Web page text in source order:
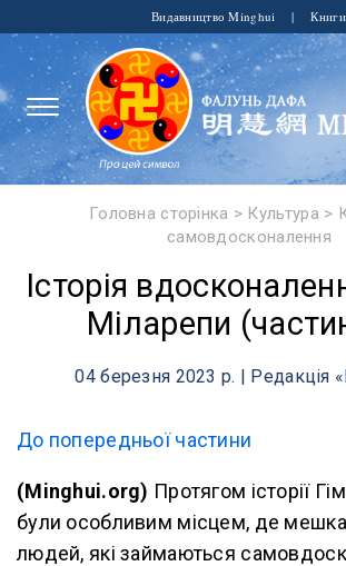
Видавництво Minghui |
Головна сторінка > Культура >
самовдосконалення
Історія
Міларепи
04 березня 2023 р. | Редакція
До попередньої частини
(Minghui.org) Протягом історії
були особливим місцем, де
людей, які займаються